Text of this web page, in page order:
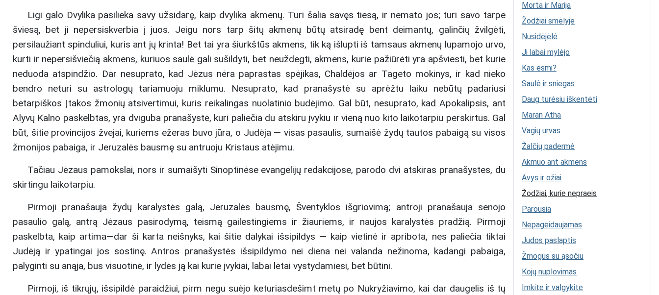
Morta ir Marija
Žodžiai smėlyje
Nusidėjėlė
Ji labai mylėjo
Kas esmi?
Saulė ir sniegas
Daug turėsiu iškentėti
Maran Atha
Vagių urvas
Žalčių padermė
Akmuo ant akmens
Avys ir ožiai
Žodžiai, kurie nepraeis
Parousia
Nepageidaujamas
Judos paslaptis
Žmogus su ąsočiu
Kojų nuplovimas
Imkite ir valgykite
Ligi galo Dvylika pasilieka savy užsidarę, kaip dvylika akmenų. Turi šalia savęs tiesą, ir nemato jos; turi savo tarpe
šviesą, bet ji nepersiskverbia į juos. Jeigu nors tarp šitų akmenų būtų atsiradę bent deimantų, galinčių žvilgėti,
persilaužiant spinduliui, kuris ant jų krinta! Bet tai yra šiurkštūs akmens, tik ką išlupti iš tamsaus akmenų lupamojo urvo,
kurti ir nepersišviečią akmens, kuriuos saulė gali sušildyti, bet neuždegti, akmens, kurie pažiūrėti yra apšviesti, bet kurie
neduoda atspindžio. Dar nesuprato, kad Jėzus nėra paprastas spėjikas, Chaldėjos ar Tageto mokinys, ir kad nieko
bendro neturi su astrologų tariamuoju miklumu. Nesuprato, kad pranašystė su aprėžtu laiku nebūtų padariusi
betarpiškos Įtakos žmonių atsivertimui, kuris reikalingas nuolatinio budėjimo. Gal būt, nesuprato, kad Apokalipsis, ant
Alyvų Kalno paskelbtas, yra dviguba pranašystė, kuri paliečia du atskiru įvykiu ir vieną nuo kito laikotarpiu perskirtus. Gal
būt, šitie provincijos žvejai, kuriems ežeras buvo jūra, o Judėja — visas pasaulis, sumaišė žydų tautos pabaigą su visos
žmonijos pabaiga, ir Jeruzalės bausmę su antruoju Kristaus atėjimu.
Tačiau Jėzaus pamokslai, nors ir sumaišyti Sinoptinėse evangelijų redakcijose, parodo dvi atskiras pranašystes, du
skirtingu laikotarpiu.
Pirmoji pranašauja žydų karalystės galą, Jeruzalės bausmę, Šventyklos išgriovimą; antroji pranašauja senojo
pasaulio galą, antrą Jėzaus pasirodymą, teismą gailestingiems ir žiauriems, ir naujos karalystės pradžią. Pirmoji
paskelbta, kaip artima—dar ši karta neišnyks, kai šitie dalykai išsipildys — kaip vietinė ir apribota, nes paliečia tiktai
Judėją ir ypatingai jos sostinę. Antros pranašystės išsipildymo nei diena nei valanda nežinoma, kadangi pabaiga,
palyginti su anąja, bus visuotinė, ir lydės ją kai kurie įvykiai, labai lėtai vystydamiesi, bet būtini.
Pirmoji, iš tikrųjų, išsipildė paraidžiui, pirm negu suėjo keturiasdešimt metų po Nukryžiavimo, kai dar daugelis iš tų